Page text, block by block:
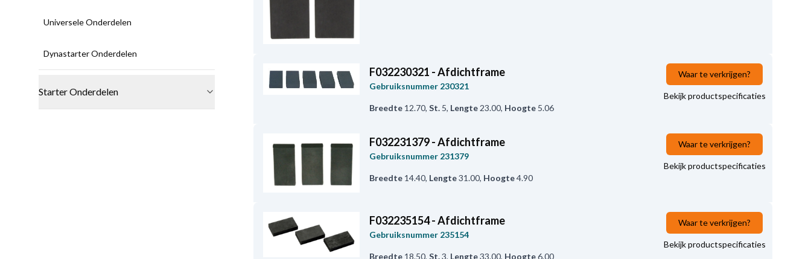
Universele Onderdelen
Dynastarter Onderdelen
Starter Onderdelen
F032230321 - Afdichtframe
Gebruiksnummer 230321
Breedte 12.70, St. 5, Lengte 23.00, Hoogte 5.06
Waar te verkrijgen?
Bekijk productspecificaties
F032231379 - Afdichtframe
Gebruiksnummer 231379
Breedte 14.40, Lengte31.00, Hoogte4.90
Waar te verkrijgen?
Bekijk productspecificaties
F032235154 - Afdichtframe
Gebruiksnummer 235154
Breedte 18.50, St.3, Lengte33.00, Hoogte6.00
Waar te verkrijgen?
Bekijk productspecificaties